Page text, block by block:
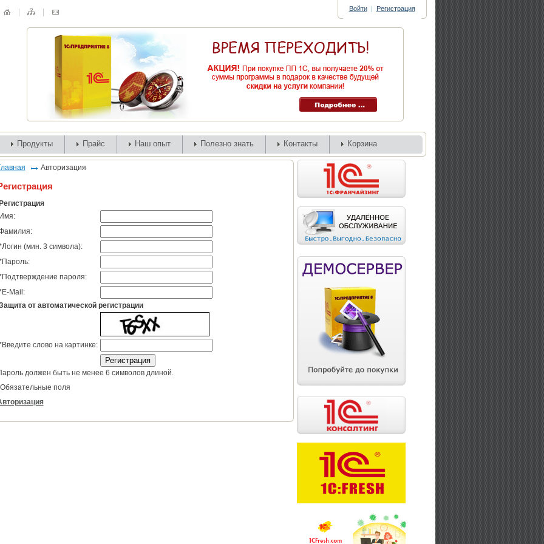
Войти | Регистрация
Продукты Прайс Наш опыт Полезно знать Контакты Корзина
Авторизация
Логин (мин. 3 символа):
Пароль:
Подтверждение пароля:
E-Mail:
от автоматической регистрации
Введите слово на картинке:
должен быть не менее 6 символов длиной.
Обязательные поля